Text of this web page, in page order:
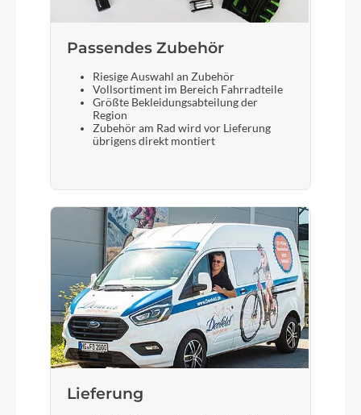
Display
Sattelstütze
LIMOTEC Alpha 1, 34,9 / S: 100 mm, M: 125 mm,
L/XL: 150 mm
Passendes Zubehör
Riesige Auswahl an Zubehör
Vollsortiment im Bereich Fahrradteile
Größte Bekleidungsabteilung der
Region
Zubehör am Rad wird vor Lieferung
übrigens direkt montiert
Lieferung